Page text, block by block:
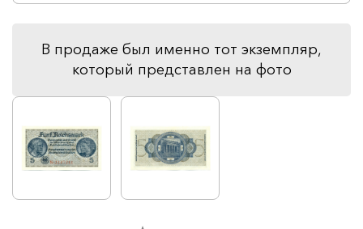
В продаже был именно тот экземпляр,
который представлен на фото